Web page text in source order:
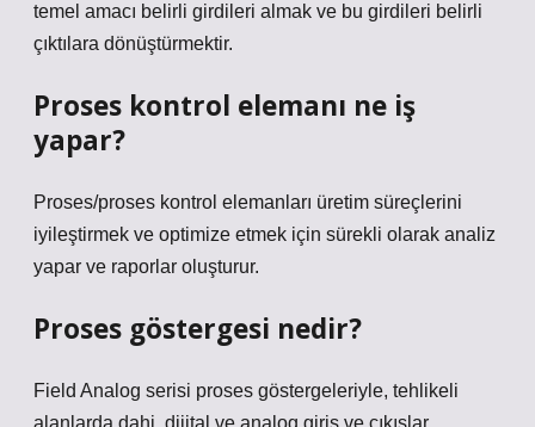
temel amacı belirli girdileri almak ve bu girdileri belirli
çıktılara dönüştürmektir.
Proses kontrol elemanı ne iş
yapar?
Proses/proses kontrol elemanları üretim süreçlerini
iyileştirmek ve optimize etmek için sürekli olarak analiz
yapar ve raporlar oluşturur.
Proses göstergesi nedir?
Field Analog serisi proses göstergeleriyle, tehlikeli
alanlarda dahi, dijital ve analog giriş ve çıkışlar